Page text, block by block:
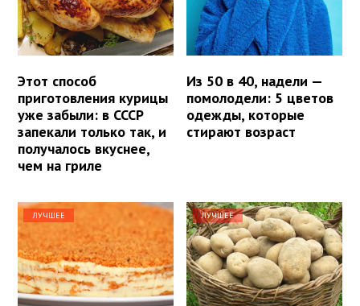
Этот способ
приготовления курицы
уже забыли: в СССР
запекали только так, и
получалось вкуснее,
чем на гриле
Из 50 в 40, надели —
помолодели: 5 цветов
одежды, которые
стирают возраст
ЛУЧШЕЕ ЛУЧШЕЕ